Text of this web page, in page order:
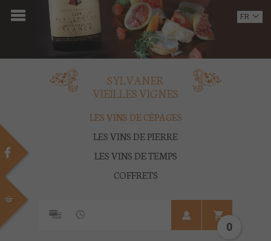
ACCUEIL
DOMAINE
VINS
MULTIMEDIA
FR
SYLVANER
VIEILLES VIGNES
LES VINS DE CÉPAGES
LES VINS DE PIERRE
LES VINS DE TEMPS
COFFRETS
0